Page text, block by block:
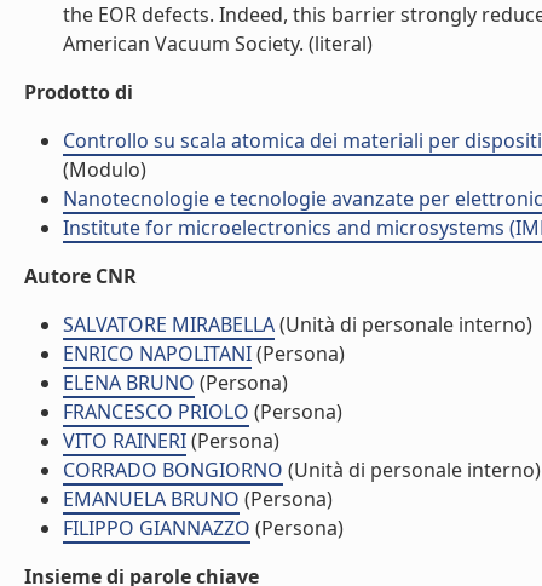
the EOR defects. Indeed, this barrier strongly
American Vacuum Society. (literal)
Prodotto di
Controllo su scala atomica dei materiali per
(Modulo)
Nanotecnologie e tecnologie avanzate per
Institute for microelectronics and microsystems
Autore CNR
SALVATORE MIRABELLA(Unità di personale interno)
ENRICO NAPOLITANI(Persona)
ELENA BRUNO (Persona)
FRANCESCO PRIOLO (Persona)
VITO RAINERI(Persona)
CORRADO BONGIORNO (Unità di personale interno)
EMANUELA BRUNO (Persona)
FILIPPO GIANNAZZO (Persona)
Insieme di parole chiave